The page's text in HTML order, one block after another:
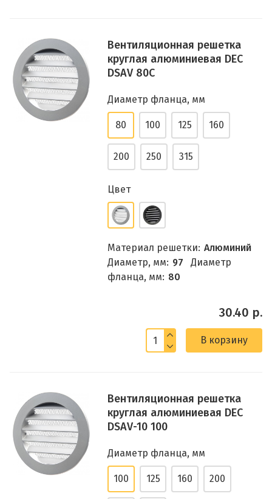
Вентиляционная решетка
круглая алюминиевая DEC
DSAV 80C
Диаметр фланца, мм
80 100 125 160
200 250 315
Цвет
Материал решетки: Алюминий
Диаметр, мм: 97
Диаметр
фланца, мм: 80
30.40 р.
В корзину
Вентиляционная решетка
круглая алюминиевая DEC
DSAV-10 100
Диаметр фланца, мм
100 125 160 200